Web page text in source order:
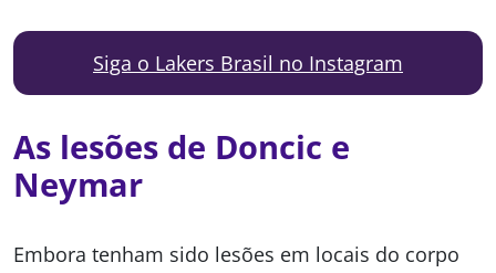
Siga o Lakers Brasil no Instagram
As lesões de Doncic e
Neymar
Embora tenham sido lesões em locais do corpo